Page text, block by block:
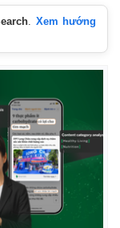
. Xem hướng